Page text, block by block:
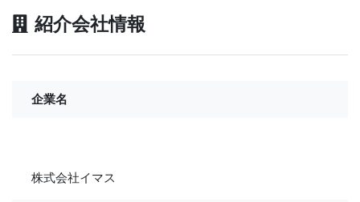
紹介会社情報
企業名
株式会社イマス